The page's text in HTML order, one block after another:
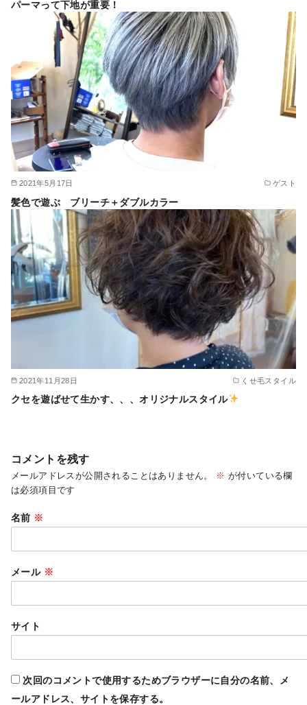
パーマって下地が重要！
2021年5月17日 ゲスト
髪色で遊ぶ ブリーチ＋ダブルカラー
2021年11月28日 くせ毛スタイル
クセを遊ばせて生かす、、、オリジナルスタイル
コメントを残す
メールアドレスが公開されることはありません。 ※ が付いている欄
は必須項目です
名前 ※
メール ※
サイト
次回のコメントで使用するためブラウザーに自分の名前、メ
ールアドレス、サイトを保存する。